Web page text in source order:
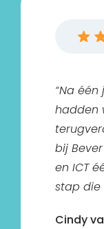
“Na
hadden
bij
en ICT
stap die
Cindy